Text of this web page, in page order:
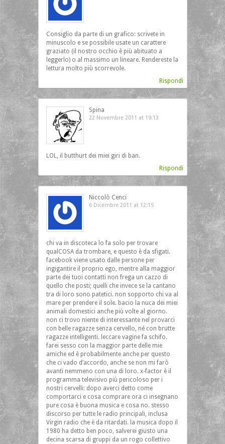
Consiglio da parte di un grafico: scrivete in
minuscolo e se possibile usate un carattere
graziato (il nostro occhio è più abituato a
leggerlo) o al massimo un lineare. Rendereste la
lettura molto più scorrevole.
Rispondi
Spina
22 Novembre 2011 at 19:13
LOL, il butthurt dei miei giri di ban.
Rispondi
Niccolò Cenci
6 Dicembre 2011 at 12:15
chi va in discoteca lo fa solo per trovare
qualCOSA da trombare, e questo è da sfigati.
facebook viene usato dalle persone per
ingigantire il proprio ego, mentre alla maggior
parte dei tuoi contatti non frega un cazzo di
quello che posti; quelli che invece se la cantano
tra di loro sono patetici. non sopporto chi va al
mare per prendere il sole. bacio la nuca dei miei
animali domestici anche più volte al giorno.
non ci trovo niente di interessante nel provarci
con belle ragazze senza cervello, né con brutte
ragazze intelligenti. leccare vagine fa schifo.
farei sesso con la maggior parte delle mie
amiche ed è probabilmente anche per questo
che ci vado d’accordo, anche se non mi farò
avanti nemmeno con una di loro. x-factor è il
programma televisivo più pericoloso per i
nostri cervelli: dopo averci detto come
comportarci e cosa comprare ora ci insegnano
pure cosa è buona musica e cosa no. stesso
discorso per tutte le radio principali, inclusa
Virgin radio che è da ritardati. la musica dopo il
1980 ha detto ben poco, salverei giusto una
decina scarsa di gruppi da un rogo collettivo